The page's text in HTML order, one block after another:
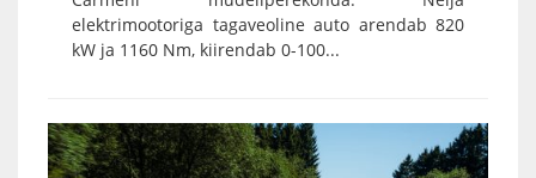
elektrimootoriga tagaveoline auto arendab 820
kW ja 1160 Nm, kiirendab 0-100...